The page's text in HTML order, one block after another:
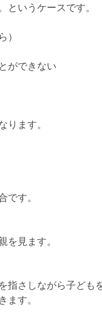
いうケースです。
）
ができない
ます。
す。
見ます。
さしながら子ども
す。